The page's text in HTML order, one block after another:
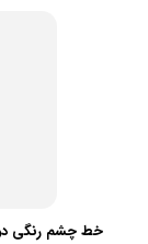
خط چشم رنگی